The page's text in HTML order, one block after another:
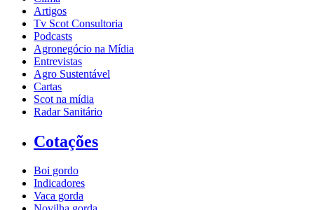
Artigos
Tv Scot Consultoria
Podcasts
Agronegócio na Mídia
Entrevistas
Agro Sustentável
Cartas
Scot na mídia
Radar Sanitário
Cotações
Boi gordo
Indicadores
Vaca gorda